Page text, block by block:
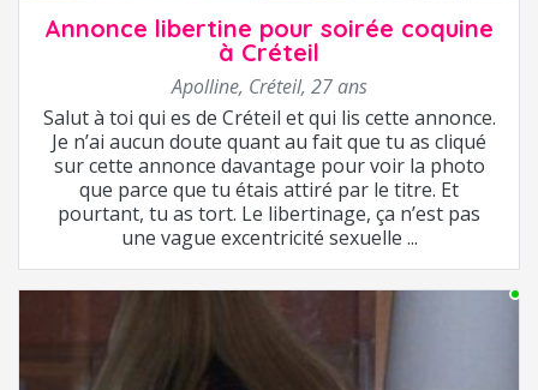
Annonce libertine pour soirée coquine
à Créteil
Apolline, Créteil, 27 ans
Salut à toi qui es de Créteil et qui lis cette annonce.
Je n’ai aucun doute quant au fait que tu as cliqué
sur cette annonce davantage pour voir la photo
que parce que tu étais attiré par le titre. Et
pourtant, tu as tort. Le libertinage, ça n’est pas
une vague excentricité sexuelle ...